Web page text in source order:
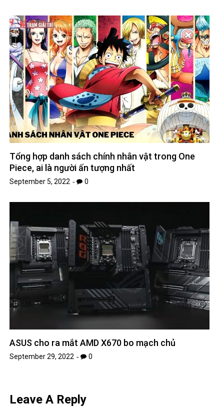
Tổng hợp danh sách chính nhân vật trong One
Piece, ai là người ấn tượng nhất
September 5, 2022 0
ASUS cho ra mắt AMD X670 bo mạch chủ
September 29, 2022 0
Leave A Reply